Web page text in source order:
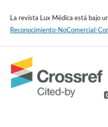
La revista Lux Médica está bajo
Reconocimiento-NoComercial-